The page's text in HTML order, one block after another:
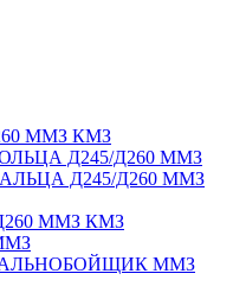
ММЗ КМЗ
Д245/Д260 ММЗ
Д245/Д260 ММЗ
ММЗ КМЗ
ММЗ